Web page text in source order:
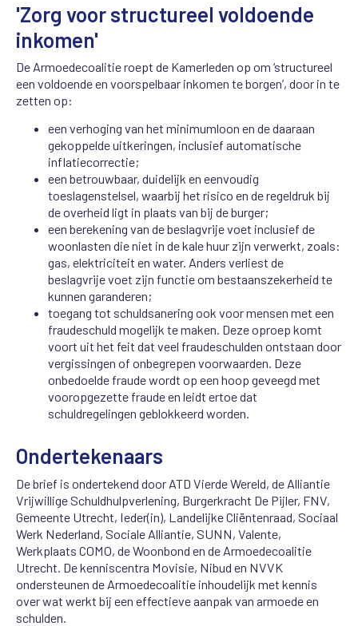
'Zorg voor structureel voldoende
inkomen'
De Armoedecoalitie roept de Kamerleden op om ‘structureel
een voldoende en voorspelbaar inkomen te borgen’, door in te
zetten op:
een verhoging van het minimumloon en de daaraan
gekoppelde uitkeringen, inclusief automatische
inflatiecorrectie;
een betrouwbaar, duidelijk en eenvoudig
toeslagenstelsel, waarbij het risico en de regeldruk bij
de overheid ligt in plaats van bij de burger;
een berekening van de beslagvrije voet inclusief de
woonlasten die niet in de kale huur zijn verwerkt, zoals:
gas, elektriciteit en water. Anders verliest de
beslagvrije voet zijn functie om bestaanszekerheid te
kunnen garanderen;
toegang tot schuldsanering ook voor mensen met een
fraudeschuld mogelijk te maken. Deze oproep komt
voort uit het feit dat veel fraudeschulden ontstaan door
vergissingen of onbegrepen voorwaarden. Deze
onbedoelde fraude wordt op een hoop geveegd met
vooropgezette fraude en leidt ertoe dat
schuldregelingen geblokkeerd worden.
Ondertekenaars
De brief is ondertekend door ATD Vierde Wereld, de Alliantie
Vrijwillige Schuldhulpverlening, Burgerkracht De Pijler, FNV,
Gemeente Utrecht, Ieder(in), Landelijke Cliëntenraad, Sociaal
Werk Nederland, Sociale Alliantie, SUNN, Valente,
Werkplaats COMO, de Woonbond en de Armoedecoalitie
Utrecht. De kenniscentra Movisie, Nibud en NVVK
ondersteunen de Armoedecoalitie inhoudelijk met kennis
over wat werkt bij een effectieve aanpak van armoede en
schulden.